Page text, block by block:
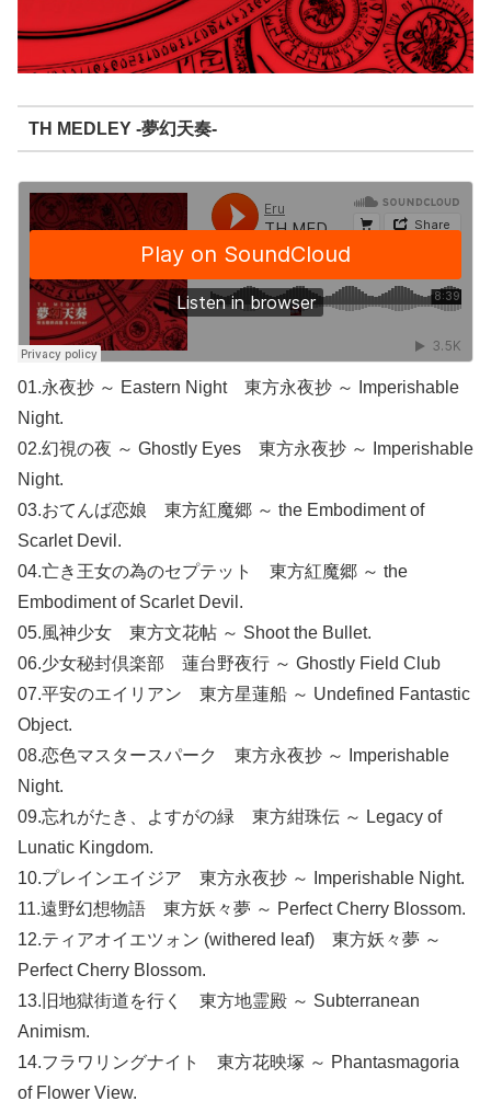
TH MEDLEY -夢幻天奏-
01.永夜抄 ～ Eastern Night 東方永夜抄 ～ Imperishable
Night.
02.幻視の夜 ～ Ghostly Eyes 東方永夜抄 ～ Imperishable
Night.
03.おてんば恋娘 東方紅魔郷 ～ the Embodiment of
Scarlet Devil.
04.亡き王女の為のセプテット 東方紅魔郷 ～ the
Embodiment of Scarlet Devil.
05.風神少女 東方文花帖 ～ Shoot the Bullet.
06.少女秘封倶楽部 蓮台野夜行 ～ Ghostly Field Club
07.平安のエイリアン 東方星蓮船 ～ Undefined Fantastic
Object.
08.恋色マスタースパーク 東方永夜抄 ～ Imperishable
Night.
09.忘れがたき、よすがの緑 東方紺珠伝 ～ Legacy of
Lunatic Kingdom.
10.プレインエイジア 東方永夜抄 ～ Imperishable Night.
11.遠野幻想物語 東方妖々夢 ～ Perfect Cherry Blossom.
12.ティアオイエツォン (withered leaf) 東方妖々夢 ～
Perfect Cherry Blossom.
13.旧地獄街道を行く 東方地霊殿 ～ Subterranean
Animism.
14.フラワリングナイト 東方花映塚 ～ Phantasmagoria
of Flower View.